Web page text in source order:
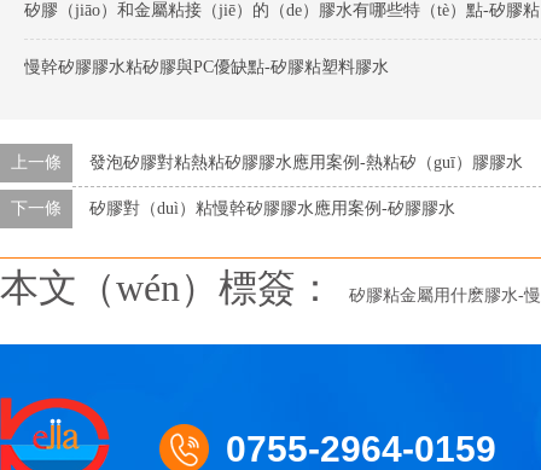
慢幹矽膠膠水粘矽膠與PC優缺點-矽膠粘塑料膠水
上一條 發泡矽膠對粘熱粘矽膠膠水應用案例-熱粘矽（guī）膠膠水
下一條 矽膠對（duì）粘慢幹矽膠膠水應用案例-矽膠膠水
本文（wén）標簽： 矽膠粘金屬用什麽膠水-
0755-2964-0159